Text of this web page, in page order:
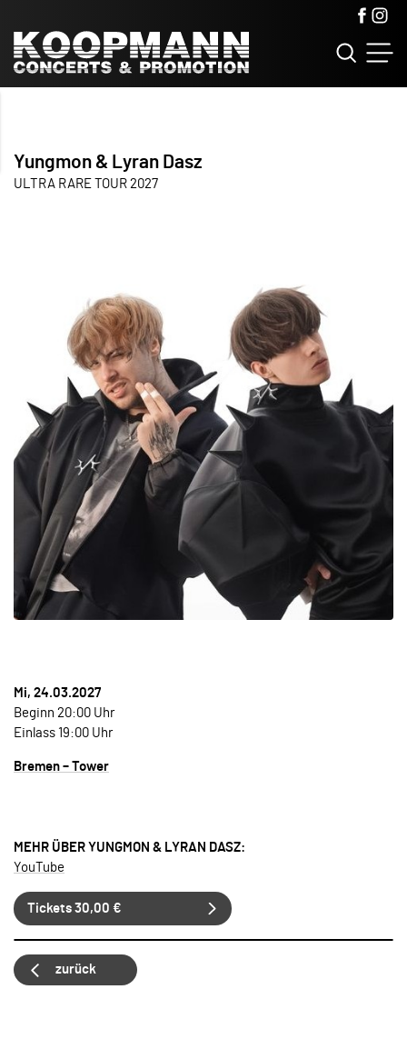
Yungmon & Lyran Dasz
ULTRA RARE TOUR 2027
Mi, 24.03.2027
Beginn 20:00 Uhr
Einlass 19:00 Uhr
Bremen – Tower
MEHR ÜBER YUNGMON & LYRAN DASZ:
YouTube
Tickets 30,00 €
zurück